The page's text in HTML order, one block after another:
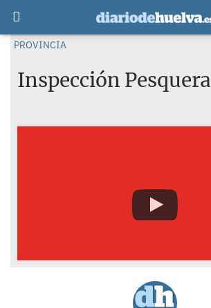
PROVINCIA
Inspección Pesquera